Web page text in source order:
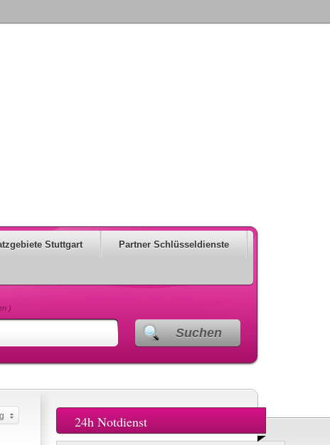
Stuttgart Partner Schlüsseldienste
)
Suchen
24h Notdienst